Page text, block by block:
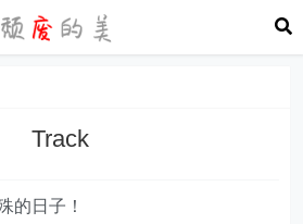
Track
的日子！